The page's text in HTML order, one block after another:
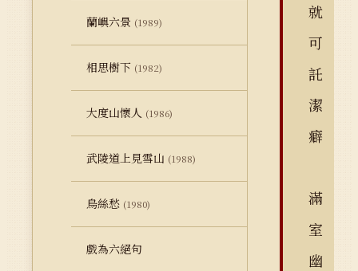
蘭嶼六景 (1989)
相思樹下 (1982)
大度山懷人 (1986)
武陵道上見雪山 (1988)
烏絲愁 (1980)
戲為六絕句
就
可
託
潔
癖
滿
室
幽